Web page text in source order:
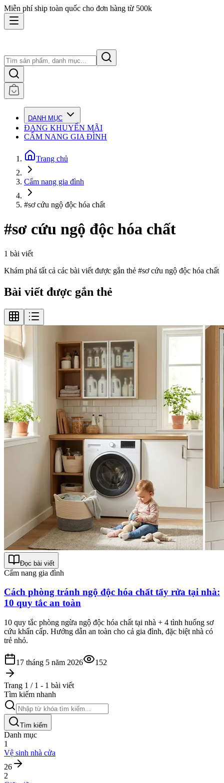
Miễn phí ship toàn quốc cho đơn hàng từ 500k
DANH MỤC
ĐANG KHUYẾN MÃI
CẨM NANG GIA ĐÌNH
Trang chủ
Cẩm nang gia đình
#sơ cứu ngộ độc hóa chất
#sơ cứu ngộ độc hóa chất
1 bài viết
Khám phá tất cả các bài viết được gắn thẻ #sơ cứu ngộ độc hóa chất
Bài viết được gắn thẻ
Đọc bài viết
Cẩm nang gia đình
Cách phòng tránh ngộ độc hóa chất tẩy rửa tại nhà:
10 quy tắc an toàn
10 quy tắc phòng ngừa ngộ độc hóa chất tại nhà + 4 tình huống sơ
cứu khẩn cấp. Hướng dẫn an toàn cho cả gia đình, đặc biệt nhà có
trẻ nhỏ.
17 tháng 5 năm 2026 152
Trang 1 / 1 - 1 bài viết
Tìm kiếm nhanh
Tìm kiếm
Danh mục
1
Vệ sinh nhà cửa
26
2